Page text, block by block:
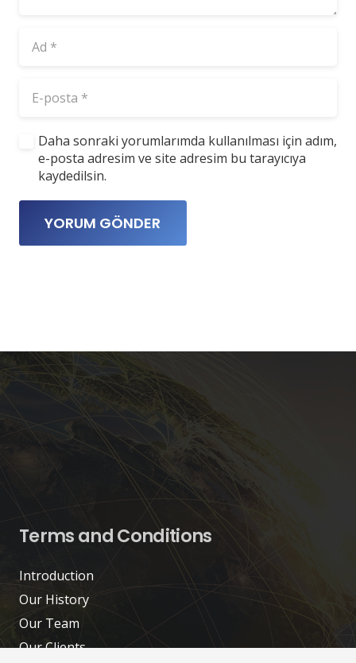
Daha sonraki yorumlarımda kullanılması için adım,
e-posta adresim ve site adresim bu tarayıcıya
kaydedilsin.
YORUM GÖNDER
Terms and Conditions
Introduction
Our History
Our Team
Our Clients